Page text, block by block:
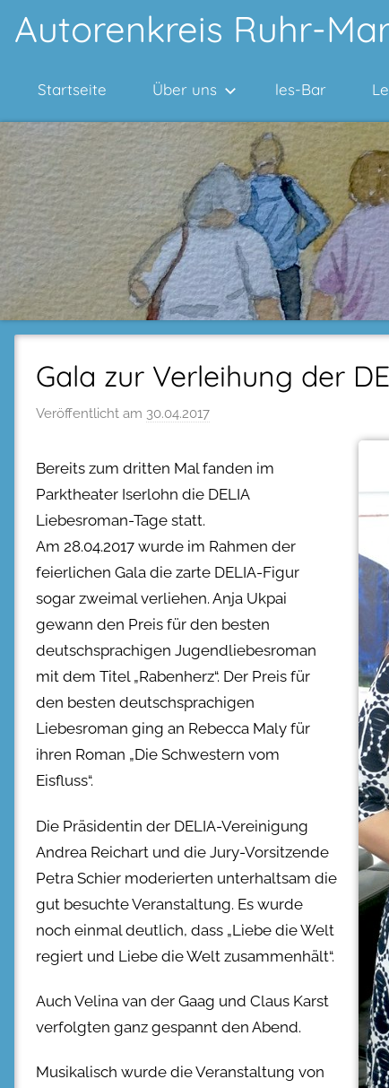
Inhalt
Autorenkreis Ruhr-
Startseite Über uns les-Bar
Gala zur Verleihung der
Veröffentlicht am 30.04.2017
Bereits zum dritten Mal fanden im
Parktheater Iserlohn die DELIA
Liebesroman-Tage statt.
Am 28.04.2017 wurde im Rahmen der
feierlichen Gala die zarte DELIA-Figur
sogar zweimal verliehen. Anja Ukpai
gewann den Preis für den besten
deutschsprachigen Jugendliebesroman
mit dem Titel „Rabenherz“. Der Preis für
den besten deutschsprachigen
Liebesroman ging an Rebecca Maly für
ihren Roman „Die Schwestern vom
Eisfluss“.
Die Präsidentin der DELIA-Vereinigung
Andrea Reichart und die Jury-Vorsitzende
Petra Schier moderierten unterhaltsam die
gut besuchte Veranstaltung. Es wurde
noch einmal deutlich, dass „Liebe die Welt
regiert und Liebe die Welt zusammenhält“.
Auch Velina van der Gaag und Claus Karst
verfolgten ganz gespannt den Abend.
Musikalisch wurde die Veranstaltung von